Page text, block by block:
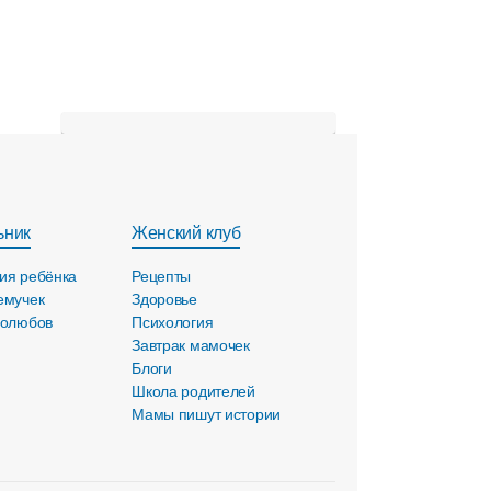
ребёнка
Женский клуб
Рецепты
Здоровье
Психология
Завтрак мамочек
Блоги
Школа родителей
Мамы пишут истории